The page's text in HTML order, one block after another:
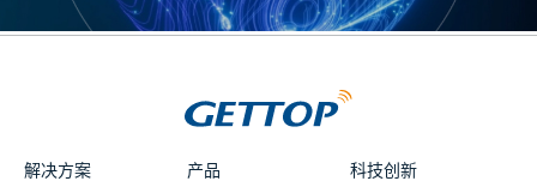
解决方案 产品
科技创新